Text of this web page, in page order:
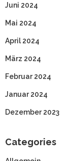
Juni 2024
Mai 2024
April 2024
März 2024
Februar 2024
Januar 2024
Dezember 2023
Categories